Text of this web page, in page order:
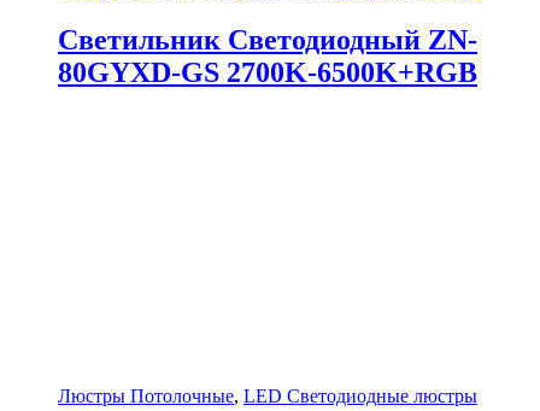
Светильник Светодиодный ZN-
80GYXD-GS 2700K-6500K+RGB
Люстры Потолочные, LED Светодиодные люстры